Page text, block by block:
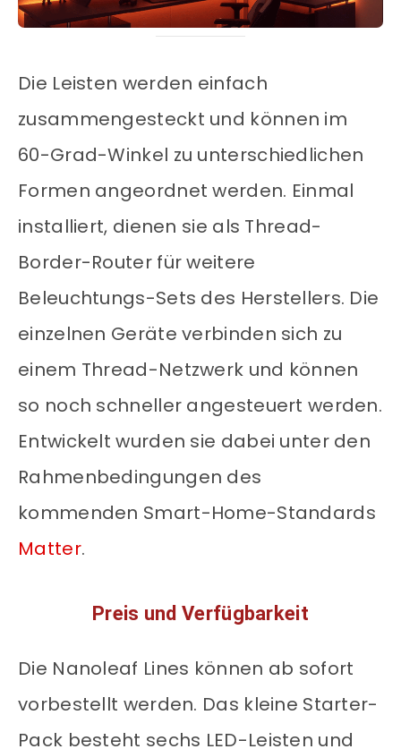
Die Leisten werden einfach
zusammengesteckt und können im
60-Grad-Winkel zu unterschiedlichen
Formen angeordnet werden. Einmal
installiert, dienen sie als Thread-
Border-Router für weitere
Beleuchtungs-Sets des Herstellers. Die
einzelnen Geräte verbinden sich zu
einem Thread-Netzwerk und können
so noch schneller angesteuert werden.
Entwickelt wurden sie dabei unter den
Rahmenbedingungen des
kommenden Smart-Home-Standards
Matter.
Preis und Verfügbarkeit
Die Nanoleaf Lines können ab sofort
vorbestellt werden. Das kleine Starter-
Pack besteht sechs LED-Leisten und